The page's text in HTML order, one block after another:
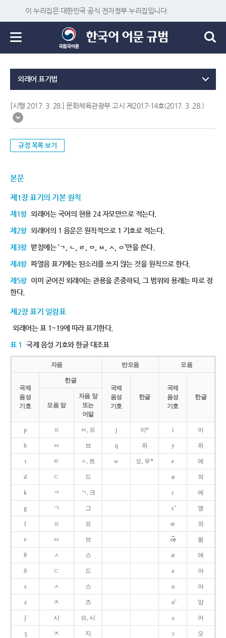
이 누리집은 대한민국 공식 전자정부 누리집입니다.
외래어 표기법
[시행 2017. 3. 28.] 문화체육관광부 고시 제2017-14호(2017. 3. 28.)
규정 목록 보기
본문
제1장 표기의 기본 원칙
제1항 외래어는 국어의 현용 24 자모만으로 적는다.
제2항 외래어의 1 음운은 원칙적으로 1 기호로 적는다.
제3항 받침에는 ‘ㄱ, ㄴ, ㄹ, ㅁ, ㅂ, ㅅ, ㅇ’만을 쓴다.
제4항 파열음 표기에는 된소리를 쓰지 않는 것을 원칙으로 한다.
제5항 이미 굳어진 외래어는 관용을 존중하되, 그 범위와 용례는 따로 정
한다.
제2장 표기 일람표
외래어는 표 1~19에 따라 표기한다.
표 1 국제 음성 기호와 한글 대조표
자음 반모음 모음
국제
음성
기호
한글
국제
음성
기호
한글
국제
음성
기호
한글
모음 앞
자음 앞
또는
어말
p ㅍ ㅂ, 프 j 이* i 이
b ㅂ 브 ɥ 위 y 위
t ㅌ ㅅ, 트 w 오, 우* e 에
d ㄷ 드 ø 외
k ㅋ ㄱ, 크 ɛ 에
g ㄱ 그 ɛ̃ 앵
f ㅍ 프 œ 외
v ㅂ 브 욍
θ ㅅ 스 æ 애
ð ㄷ 드 a 아
s ㅅ 스 ɑ 아
z ㅈ 즈 ɑ̃ 앙
ʃ 시 슈, 시 ʌ 어
ʒ ㅈ 지 ɔ 오